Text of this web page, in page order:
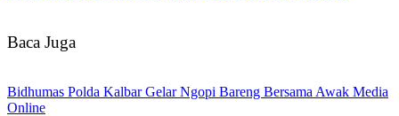
Baca Juga
Bidhumas Polda Kalbar Gelar Ngopi Bareng Bersama Awak Media
Online